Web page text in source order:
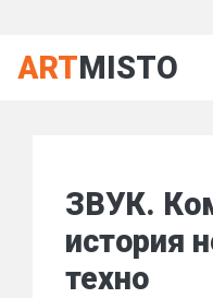
ARTMISTO
ЗВУК.
история
техно